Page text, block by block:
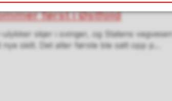
først i Østfold
skjer i svinger, og Statens
skilt. Det aller første ble satt opp p...